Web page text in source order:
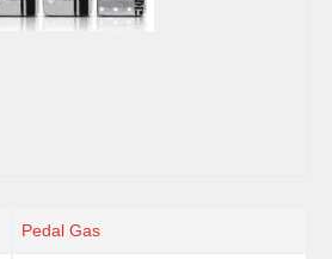
Pedal Gas